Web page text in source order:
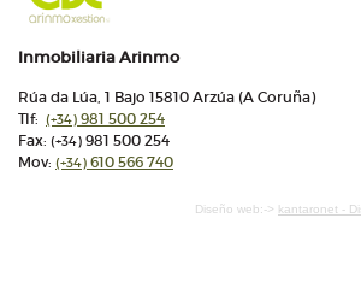
Inmobiliaria Arinmo
Rúa da Lúa, 1 Bajo 15810 Arzúa (A Coruña)
Tlf: (+34) 981 500 254
Fax: (+34) 981 500 254
Mov: (+34) 610 566 740
Diseño web:-> kantaronet -